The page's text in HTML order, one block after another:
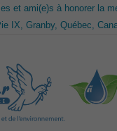
et ami(e)s à honorer la
IX, Granby, Québec,